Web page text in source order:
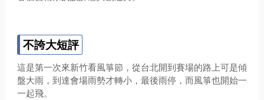
不誇大短評
這是第一次來新竹看風箏節，從台北開到賽場的路上可是傾
盤大雨，到達會場雨勢才轉小，最後雨停，而風箏也開始一
一起飛。